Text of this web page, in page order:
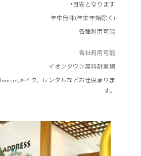
*目安となります
年中無休(年末年始除く)
各種利用可能
各社利用可能
イオンタウン無料駐車場
hairset,メイク、レンタルなどお仕度承りま
す。